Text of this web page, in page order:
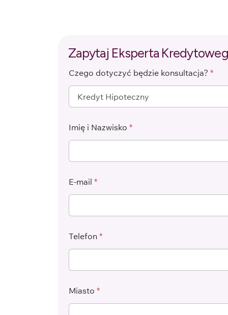
Zapytaj Eksperta
Czego dotyczyć będzie konsultacja? *
Imię i Nazwisko *
E-mail *
Telefon *
Miasto *